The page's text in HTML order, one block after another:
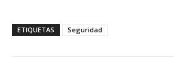
ETIQUETAS Seguridad